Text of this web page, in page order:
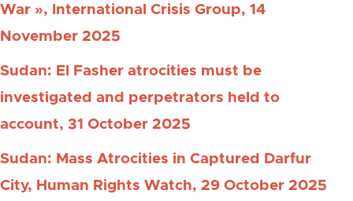
War », International Crisis Group, 14
November 2025
Sudan: El Fasher atrocities must be
investigated and perpetrators held to
account, 31 October 2025
Sudan: Mass Atrocities in Captured Darfur
City, Human Rights Watch, 29 October 2025